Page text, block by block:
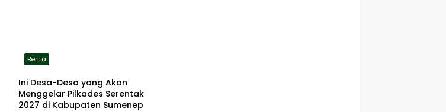
Berita
Ini Desa-Desa yang Akan
Menggelar Pilkades Serentak
2027 di Kabupaten Sumenep